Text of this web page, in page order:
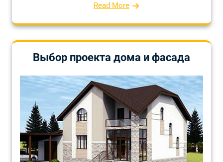
Read More
Выбор проекта дома и фасада